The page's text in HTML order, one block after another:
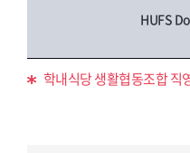
HUFS
학내식당 생활협동조합 직